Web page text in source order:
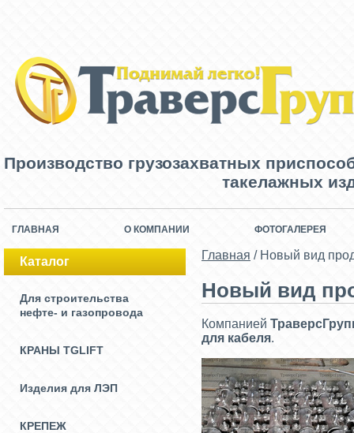
Производство грузозахватных
такелажных
ГЛАВНАЯ О КОМПАНИИ ФОТОГАЛЕРЕЯ
Каталог
Для строительства
нефте- и газопровода
КРАНЫ TGLIFT
Изделия для ЛЭП
КРЕПЕЖ
Главная / Новый вид
Новый вид
Компанией
для кабеля.